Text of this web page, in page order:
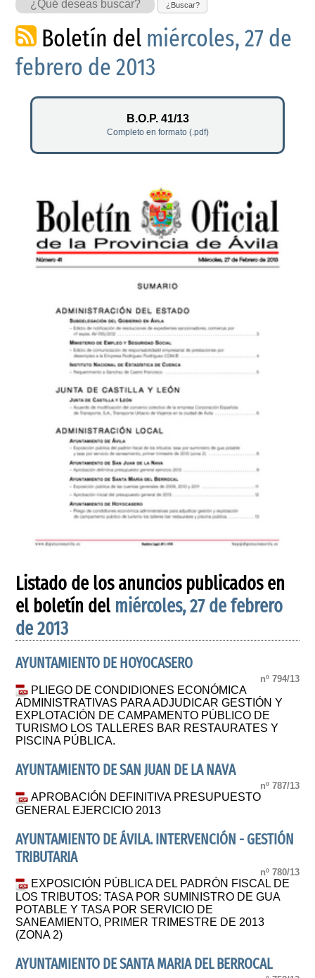
¿Buscar?
Boletín del miércoles, 27 de
febrero de 2013
B.O.P. 41/13
Completo en formato (.pdf)
Listado de los anuncios publicados en
el boletín del miércoles, 27 de febrero
de 2013
AYUNTAMIENTO DE HOYOCASERO
nº 794/13
PLIEGO DE CONDIDIONES ECONÓMICA
ADMINISTRATIVAS PARA ADJUDICAR GESTIÓN Y
EXPLOTACIÓN DE CAMPAMENTO PÚBLICO DE
TURISMO LOS TALLERES BAR RESTAURATES Y
PISCINA PÚBLICA.
AYUNTAMIENTO DE SAN JUAN DE LA NAVA
nº 787/13
APROBACIÓN DEFINITIVA PRESUPUESTO
GENERAL EJERCICIO 2013
AYUNTAMIENTO DE ÁVILA. INTERVENCIÓN - GESTIÓN
TRIBUTARIA
nº 780/13
EXPOSICIÓN PÚBLICA DEL PADRÓN FISCAL DE
LOS TRIBUTOS: TASA POR SUMINISTRO DE GUA
POTABLE Y TASA POR SERVICIO DE
SANEAMIENTO, PRIMER TRIMESTRE DE 2013
(ZONA 2)
AYUNTAMIENTO DE SANTA MARIA DEL BERROCAL